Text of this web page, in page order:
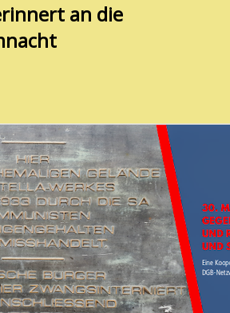
an die